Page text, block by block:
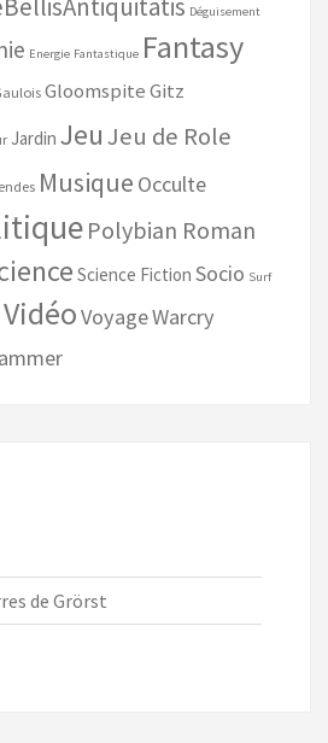
Déguisement
Energie Fantastique Fantasy
Gloomspite Gitz
Jardin JeuJeu de Role
Musique Occulte
Polybian Roman
Science Fiction Socio Surf
VidéoVoyageWarcry
de Grörst